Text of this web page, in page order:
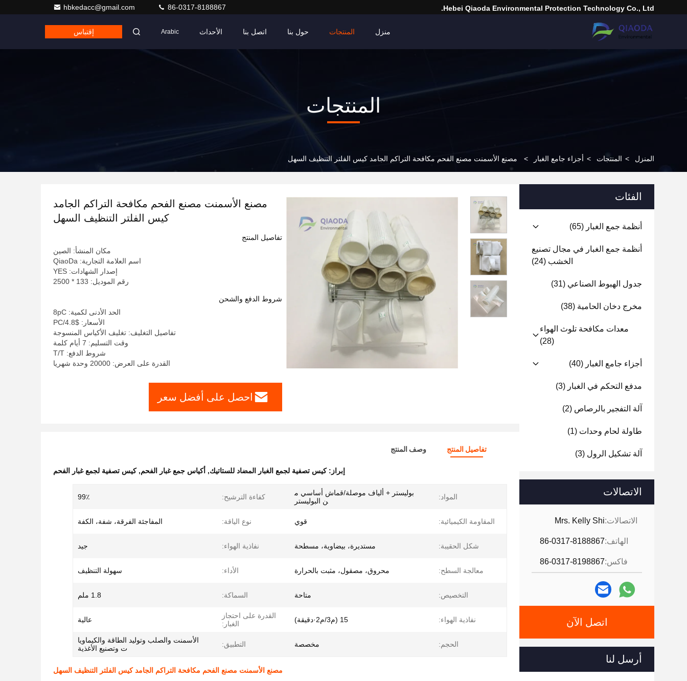
Hebei Qiaoda Environmental Protection Technology Co., Ltd.
hbkedacc@gmail.com 86-0317-8188867
منزل المنتجات حول بنا اتصل بنا الأحداث Arabic إقتباس
المنتجات
المنزل > المنتجات > أجزاء جامع الغبار > مصنع الأسمنت مصنع الفحم مكافحة التراكم الجامد كيس الفلتر التنظيف السهل
الفئات
أنظمة جمع الغبار (65)
أنظمة جمع الغبار في مجال تصنيع
الخشب (24)
جدول الهبوط الصناعي (31)
مخرج دخان الحامية (38)
معدات مكافحة تلوث الهواء
(28)
أجزاء جامع الغبار (40)
مدفع التحكم في الغبار (3)
آلة التفجير بالرصاص (2)
طاولة لحام وحدات (1)
آلة تشكيل الرول (3)
الاتصالات
الاتصالات:Mrs. Kelly Shi
الهاتف:86-0317-8188867
فاكس:86-0317-8198867
اتصل الآن
أرسل لنا
مصنع الأسمنت مصنع الفحم مكافحة التراكم الجامد
كيس الفلتر التنظيف السهل
تفاصيل المنتج
مكان المنشأ: الصين
اسم العلامة التجارية: QiaoDa
إصدار الشهادات: YES
رقم الموديل: 133 * 2500
شروط الدفع والشحن
الحد الأدنى لكمية: 8pC
الأسعار: $4.8/PC
تفاصيل التغليف: تغليف الأكياس المنسوجة
وقت التسليم: 7 أيام كلمة
شروط الدفع: T/T
القدرة على العرض: 20000 وحدة شهريا
احصل على أفضل سعر
تفاصيل المنتج وصف المنتج
إبراز:كيس تصفية لجمع الغبار المضاد للستاتيك, أكياس جمع غبار الفحم,كيس تصفية لجمع غبار الفحم
المواد:
بوليستر + ألياف موصلة/قماش أساسي م
ن البوليستر
كفاءة الترشيح: 99٪
المقاومة الكيميائية: قوي نوع الياقة: المفاجئة الفرقة، شفة، الكفة
شكل الحقيبة: مستديرة، بيضاوية، مسطحة نفاذية الهواء: جيد
معالجة السطح: محروق، مصقول، مثبت بالحرارة الأداء: سهولة التنظيف
التخصيص: متاحة السماكة: 1.8 ملم
نفاذية الهواء: 15 (م3/م2·دقيقة)
القدرة على احتجاز
الغبار:
عالية
الحجم: مخصصة التطبيق:
الأسمنت والصلب وتوليد الطاقة والكيماويا
ت وتصنيع الأغذية
مصنع الأسمنت مصنع الفحم مكافحة التراكم الجامد كيس الفلتر التنظيف السهل